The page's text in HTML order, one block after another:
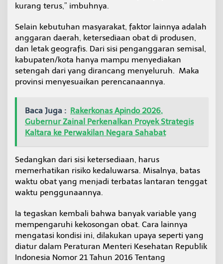
kurang terus,” imbuhnya.
Selain kebutuhan masyarakat, faktor lainnya adalah
anggaran daerah, ketersediaan obat di produsen,
dan letak geografis. Dari sisi penganggaran semisal,
kabupaten/kota hanya mampu menyediakan
setengah dari yang dirancang menyeluruh. Maka
provinsi menyesuaikan perencanaannya.
Baca Juga : Rakerkonas Apindo 2026,
Gubernur Zainal Perkenalkan Proyek Strategis
Kaltara ke Perwakilan Negara Sahabat
Sedangkan dari sisi ketersediaan, harus
memerhatikan risiko kedaluwarsa. Misalnya, batas
waktu obat yang menjadi terbatas lantaran tenggat
waktu penggunaannya.
Ia tegaskan kembali bahwa banyak variable yang
mempengaruhi kekosongan obat. Cara lainnya
mengatasi kondisi ini, dilakukan upaya seperti yang
diatur dalam Peraturan Menteri Kesehatan Republik
Indonesia Nomor 21 Tahun 2016 Tentang